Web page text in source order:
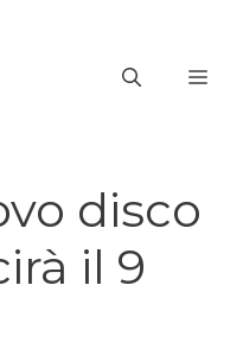
disco
il 9